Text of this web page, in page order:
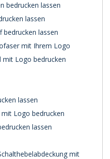
bedrucken lassen
lassen
bedrucken lassen
mit Ihrem Logo
mit Logo bedrucken
lassen
Logo bedrucken
lassen
mit